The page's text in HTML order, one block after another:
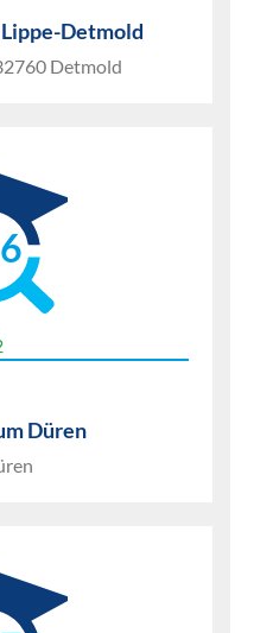
Detmold
Detmold
Düren